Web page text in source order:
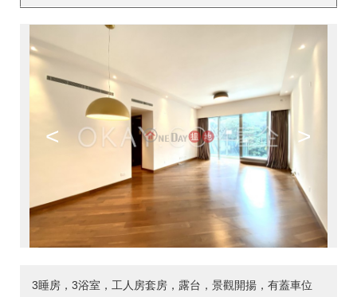
< >
3睡房，3浴室，工人房套房，露台，景觀開揚，有蓋車位